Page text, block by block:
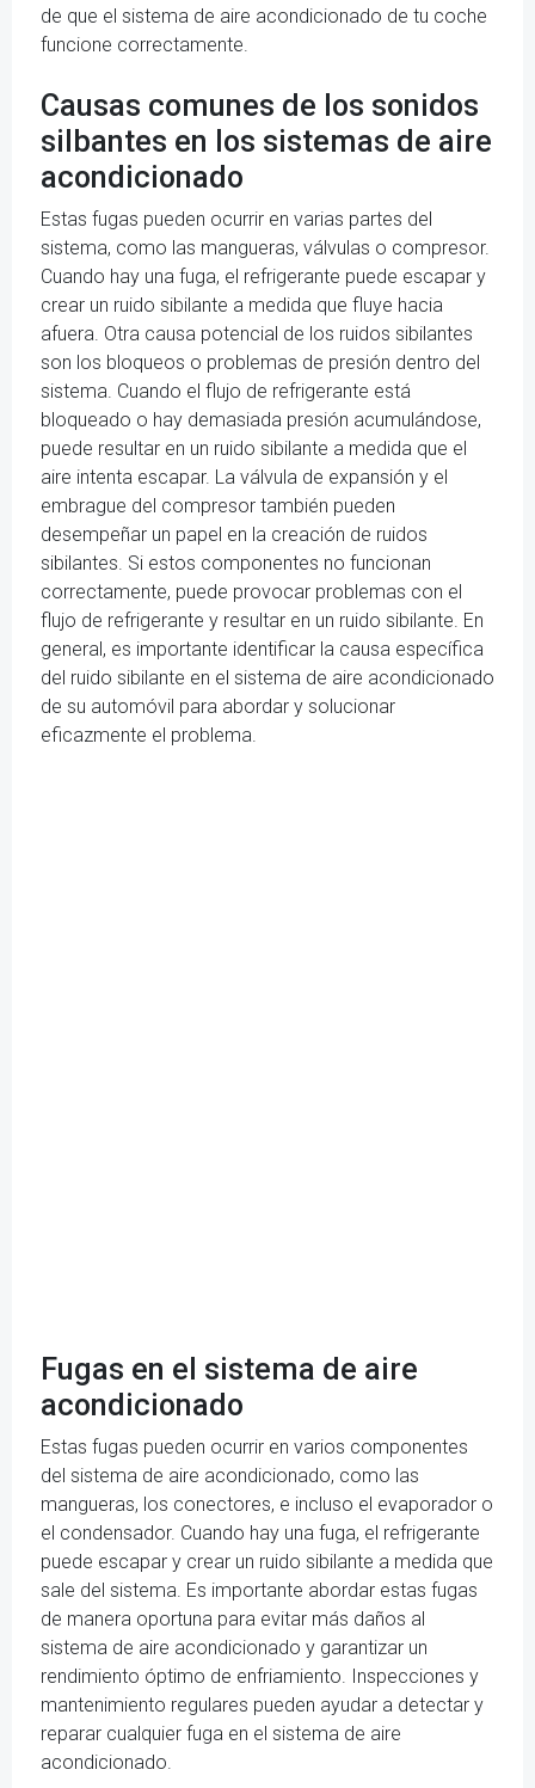
de que el sistema de aire acondicionado de tu coche
funcione correctamente.
Causas comunes de los sonidos
silbantes en los sistemas de aire
acondicionado
Estas fugas pueden ocurrir en varias partes del
sistema, como las mangueras, válvulas o compresor.
Cuando hay una fuga, el refrigerante puede escapar y
crear un ruido sibilante a medida que fluye hacia
afuera. Otra causa potencial de los ruidos sibilantes
son los bloqueos o problemas de presión dentro del
sistema. Cuando el flujo de refrigerante está
bloqueado o hay demasiada presión acumulándose,
puede resultar en un ruido sibilante a medida que el
aire intenta escapar. La válvula de expansión y el
embrague del compresor también pueden
desempeñar un papel en la creación de ruidos
sibilantes. Si estos componentes no funcionan
correctamente, puede provocar problemas con el
flujo de refrigerante y resultar en un ruido sibilante. En
general, es importante identificar la causa específica
del ruido sibilante en el sistema de aire acondicionado
de su automóvil para abordar y solucionar
eficazmente el problema.
Fugas en el sistema de aire
acondicionado
Estas fugas pueden ocurrir en varios componentes
del sistema de aire acondicionado, como las
mangueras, los conectores, e incluso el evaporador o
el condensador. Cuando hay una fuga, el refrigerante
puede escapar y crear un ruido sibilante a medida que
sale del sistema. Es importante abordar estas fugas
de manera oportuna para evitar más daños al
sistema de aire acondicionado y garantizar un
rendimiento óptimo de enfriamiento. Inspecciones y
mantenimiento regulares pueden ayudar a detectar y
reparar cualquier fuga en el sistema de aire
acondicionado.